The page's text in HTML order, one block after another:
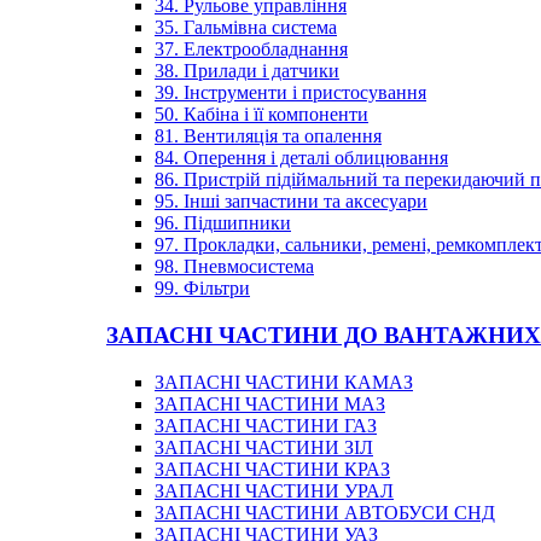
34. Рульове управління
35. Гальмівна система
37. Електрообладнання
38. Прилади і датчики
39. Інструменти і пристосування
50. Кабіна і її компоненти
81. Вентиляція та опалення
84. Оперення і деталі облицювання
86. Пристрій підіймальний та перекидаючий
95. Інші запчастини та аксесуари
96. Підшипники
97. Прокладки, сальники, ремені,
98. Пневмосистема
99. Фільтри
ЗАПАСНІ ЧАСТИНИ ДО
ЗАПАСНІ ЧАСТИНИ КАМАЗ
ЗАПАСНІ ЧАСТИНИ МАЗ
ЗАПАСНІ ЧАСТИНИ ГАЗ
ЗАПАСНІ ЧАСТИНИ ЗІЛ
ЗАПАСНІ ЧАСТИНИ КРАЗ
ЗАПАСНІ ЧАСТИНИ УРАЛ
ЗАПАСНІ ЧАСТИНИ АВТОБУСИ СНД
ЗАПАСНІ ЧАСТИНИ УАЗ